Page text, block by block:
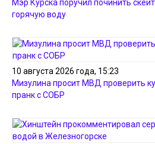
Мэр Курска поручил починить
горячую воду
10 августа 2026 года, 15:23
Мизулина просит МВД проверить
пранк с СОБР